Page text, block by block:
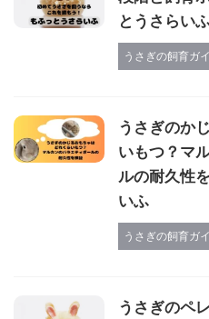
とうさらい
うさぎの飼育ガ
うさぎのか
いもつ？マ
ルの耐久性
いふ
うさぎの飼育ガ
うさぎのペ